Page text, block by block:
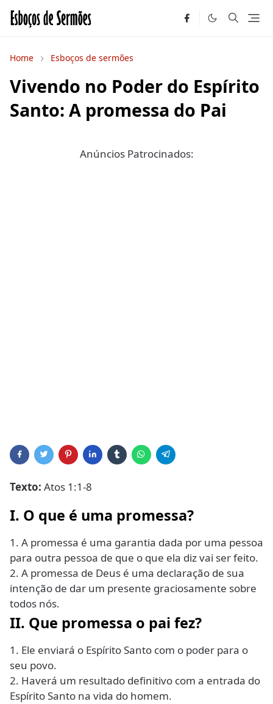
Home Esboços de sermões
Vivendo no Poder do Espírito
Santo: A promessa do Pai
Anúncios Patrocinados:
Texto: Atos 1:1-8
I. O que é uma promessa?
1. A promessa é uma garantia dada por uma pessoa
para outra pessoa de que o que ela diz vai ser feito.
2. A promessa de Deus é uma declaração de sua
intenção de dar um presente graciosamente sobre
todos nós.
II. Que promessa o pai fez?
1. Ele enviará o Espírito Santo com o poder para o
seu povo.
2. Haverá um resultado definitivo com a entrada do
Espírito Santo na vida do homem.